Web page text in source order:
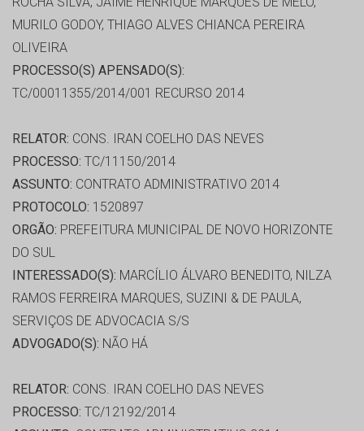
MURILO GODOY, THIAGO ALVES CHIANCA PEREIRA
OLIVEIRA
PROCESSO(S) APENSADO(S):
TC/00011355/2014/001 RECURSO 2014
RELATOR: CONS. IRAN COELHO DAS NEVES
PROCESSO: TC/11150/2014
ASSUNTO: CONTRATO ADMINISTRATIVO 2014
PROTOCOLO: 1520897
ORGÃO: PREFEITURA MUNICIPAL DE NOVO HORIZONTE
DO SUL
INTERESSADO(S): MARCÍLIO ÁLVARO BENEDITO, NILZA
RAMOS FERREIRA MARQUES, SUZINI & DE PAULA,
SERVIÇOS DE ADVOCACIA S/S
ADVOGADO(S): NÃO HÁ
RELATOR: CONS. IRAN COELHO DAS NEVES
PROCESSO: TC/12192/2014